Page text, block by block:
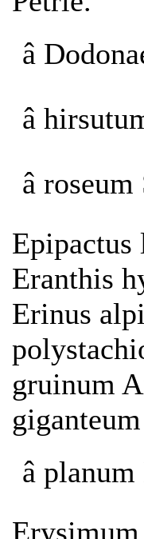
â
â
â
Eranthis
Erinus
gruinum
â